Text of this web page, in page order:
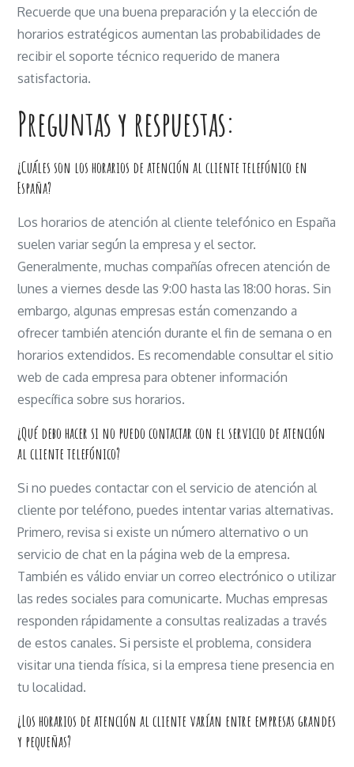
Recuerde que una buena preparación y la elección de
horarios estratégicos aumentan las probabilidades de
recibir el soporte técnico requerido de manera
satisfactoria.
Preguntas y respuestas:
¿Cuáles son los horarios de atención al cliente telefónico en
España?
Los horarios de atención al cliente telefónico en España
suelen variar según la empresa y el sector.
Generalmente, muchas compañías ofrecen atención de
lunes a viernes desde las 9:00 hasta las 18:00 horas. Sin
embargo, algunas empresas están comenzando a
ofrecer también atención durante el fin de semana o en
horarios extendidos. Es recomendable consultar el sitio
web de cada empresa para obtener información
específica sobre sus horarios.
¿Qué debo hacer si no puedo contactar con el servicio de atención
al cliente telefónico?
Si no puedes contactar con el servicio de atención al
cliente por teléfono, puedes intentar varias alternativas.
Primero, revisa si existe un número alternativo o un
servicio de chat en la página web de la empresa.
También es válido enviar un correo electrónico o utilizar
las redes sociales para comunicarte. Muchas empresas
responden rápidamente a consultas realizadas a través
de estos canales. Si persiste el problema, considera
visitar una tienda física, si la empresa tiene presencia en
tu localidad.
¿Los horarios de atención al cliente varían entre empresas grandes
y pequeñas?